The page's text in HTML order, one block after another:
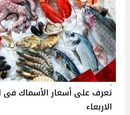
تعرف على أسعار الأسماك فى
الاربعاء